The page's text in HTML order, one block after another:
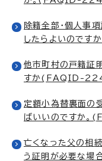
除籍全部・個人事
したらよいので
他市町村の戸籍証
すか(FAQID-
定額小為替裏面の
ばいいのですか
亡くなった父の相
う証明が必要な場